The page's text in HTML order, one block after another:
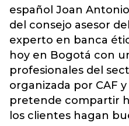
español Joan
del consejo asesor
experto en banca
hoy en Bogotá con
profesionales del
organizada por CAF
pretende compartir
los clientes hagan